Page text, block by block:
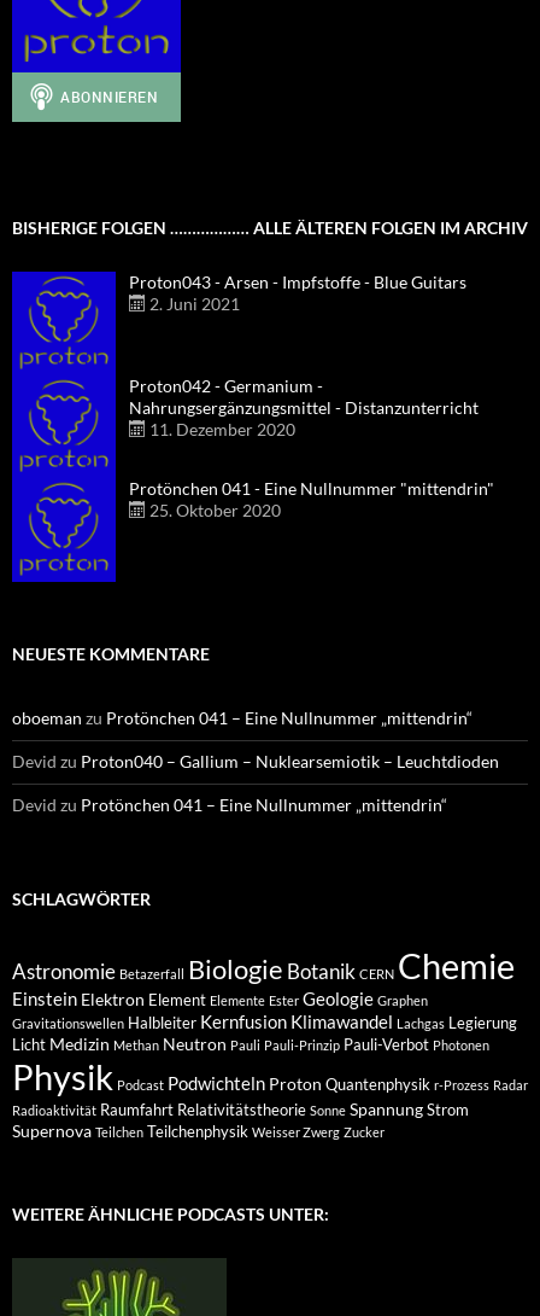
BISHERIGE FOLGEN ……………… ALLE ÄLTEREN FOLGEN IM ARCHIV
Proton043 - Arsen - Impfstoffe - Blue Guitars
2. Juni 2021
Proton042 - Germanium -
Nahrungsergänzungsmittel - Distanzunterricht
11. Dezember 2020
Protönchen 041 - Eine Nullnummer "mittendrin"
25. Oktober 2020
NEUESTE KOMMENTARE
oboeman zu Protönchen 041 – Eine Nullnummer „mittendrin“
Devid zu Proton040 – Gallium – Nuklearsemiotik – Leuchtdioden
Devid zu Protönchen 041 – Eine Nullnummer „mittendrin“
SCHLAGWÖRTER
Astronomie Betazerfall Biologie Botanik CERN Chemie
Einstein Elektron Element Elemente Ester Geologie Graphen
Gravitationswellen Halbleiter Kernfusion Klimawandel Lachgas Legierung
Licht Medizin Methan Neutron Pauli Pauli-Prinzip Pauli-Verbot Photonen
Physik Podcast Podwichteln Proton Quantenphysik r-Prozess Radar
Radioaktivität Raumfahrt Relativitätstheorie Sonne Spannung Strom
Supernova Teilchen Teilchenphysik Weisser Zwerg Zucker
WEITERE ÄHNLICHE PODCASTS UNTER: